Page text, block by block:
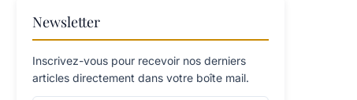
Newsletter
Inscrivez-vous pour recevoir nos derniers
articles directement dans votre boîte mail.